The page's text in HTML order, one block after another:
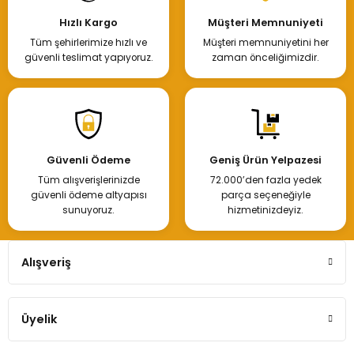
Hızlı Kargo
Tüm şehirlerimize hızlı ve
güvenli teslimat yapıyoruz.
Müşteri Memnuniyeti
Müşteri memnuniyetini her
zaman önceliğimizdir.
Güvenli Ödeme
Tüm alışverişlerinizde
güvenli ödeme altyapısı
sunuyoruz.
Geniş Ürün Yelpazesi
72.000’den fazla yedek
parça seçeneğiyle
hizmetinizdeyiz.
Alışveriş
Üyelik